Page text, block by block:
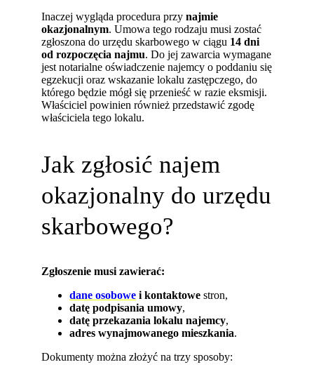
Inaczej wygląda procedura przynajmie
okazjonalnym. Umowa tego rodzaju musi zostać
zgłoszona do urzędu skarbowego w ciągu 14 dni
od rozpoczęcia najmu. Do jej zawarcia wymagane
jest notarialne oświadczenie najemcy o poddaniu się
egzekucji oraz wskazanie lokalu zastępczego, do
którego będzie mógł się przenieść w razie eksmisji.
Właściciel powinien również przedstawić zgodę
właściciela tego lokalu.
Jak zgłosić najem
okazjonalny do urzędu
skarbowego?
Zgłoszenie musi zawierać:
dane osobowe i kontaktowe stron,
datę podpisania umowy,
datę przekazania lokalu najemcy,
adres wynajmowanego mieszkania.
Dokumenty można złożyć na trzy sposoby: